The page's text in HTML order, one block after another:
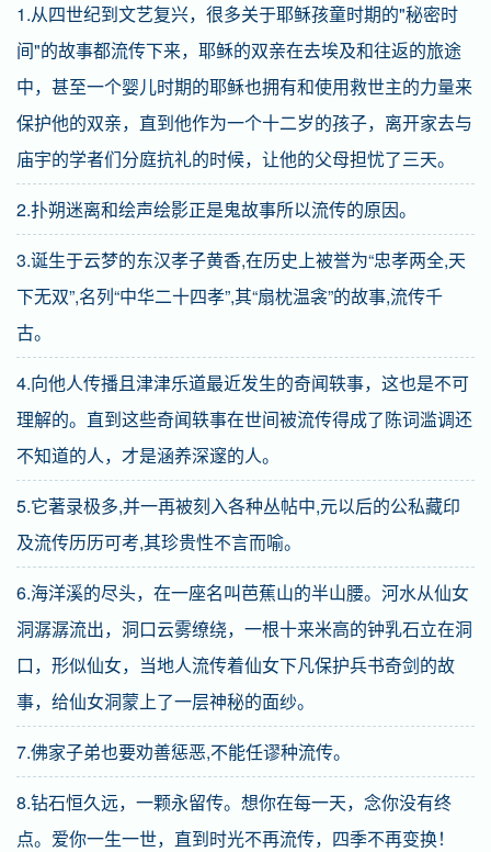
1.从四世纪到文艺复兴，很多关于耶稣孩童时期的"秘密时
间"的故事都流传下来，耶稣的双亲在去埃及和往返的旅途
中，甚至一个婴儿时期的耶稣也拥有和使用救世主的力量来
保护他的双亲，直到他作为一个十二岁的孩子，离开家去与
庙宇的学者们分庭抗礼的时候，让他的父母担忧了三天。
2.扑朔迷离和绘声绘影正是鬼故事所以流传的原因。
3.诞生于云梦的东汉孝子黄香,在历史上被誉为“忠孝两全,天
下无双”,名列“中华二十四孝”,其“扇枕温衾”的故事,流传千
古。
4.向他人传播且津津乐道最近发生的奇闻轶事，这也是不可
理解的。直到这些奇闻轶事在世间被流传得成了陈词滥调还
不知道的人，才是涵养深邃的人。
5.它著录极多,并一再被刻入各种丛帖中,元以后的公私藏印
及流传历历可考,其珍贵性不言而喻。
6.海洋溪的尽头，在一座名叫芭蕉山的半山腰。河水从仙女
洞潺潺流出，洞口云雾缭绕，一根十来米高的钟乳石立在洞
口，形似仙女，当地人流传着仙女下凡保护兵书奇剑的故
事，给仙女洞蒙上了一层神秘的面纱。
7.佛家子弟也要劝善惩恶,不能任谬种流传。
8.钻石恒久远，一颗永留传。想你在每一天，念你没有终
点。爱你一生一世，直到时光不再流传，四季不再变换！